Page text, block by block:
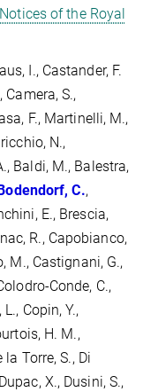
of the Royal
I., Castander, F.
Camera, S.,
F., Martinelli, M.,
N.,
Baldi, M., Balestra,
C.,
E., Brescia,
R., Capobianco,
M., Castignani, G.,
Conde, C.,
Copin, Y.,
H. M.,
la Torre, S., Di
X., Dusini, S.,